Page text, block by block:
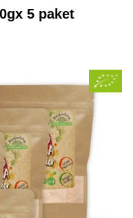
5 paket
100gx 5 paket